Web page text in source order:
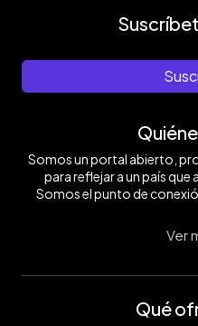
Somos un portal abierto,
para reflejar a un país que
Somos el punto de
Ver
Qué